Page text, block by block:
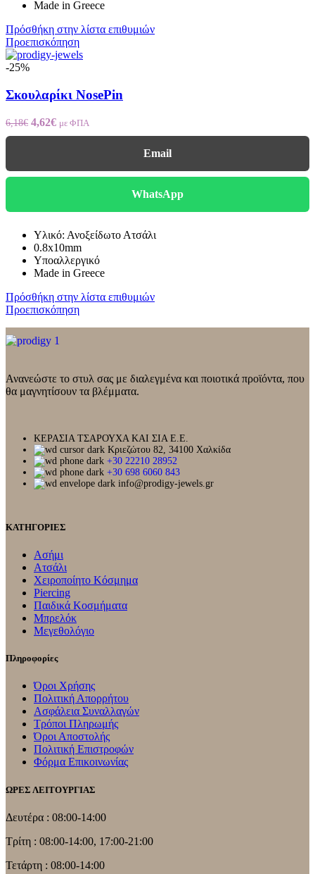
Made in Greece
Πρόσθήκη στην λίστα επιθυμιών
Προεπισκόπηση
-25%
Σκουλαρίκι NosePin
6,18€ 4,62€ με ΦΠΑ
Email
WhatsApp
Υλικό: Ανοξείδωτο Ατσάλι
0.8x10mm
Υποαλλεργικό
Made in Greece
Πρόσθήκη στην λίστα επιθυμιών
Προεπισκόπηση
Ανανεώστε το στυλ σας με διαλεγμένα και ποιοτικά προϊόντα, που
θα μαγνητίσουν τα βλέμματα.
ΚΕΡΑΣΙΑ ΤΣΑΡΟΥΧΑ ΚΑΙ ΣΙΑ Ε.Ε.
Κριεζώτου 82, 34100 Χαλκίδα
+30 22210 28952
+30 698 6060 843
info@prodigy-jewels.gr
ΚΑΤΗΓΟΡΙΕΣ
Ασήμι
Ατσάλι
Χειροποίητο Κόσμημα
Piercing
Παιδικά Κοσμήματα
Μπρελόκ
Μεγεθολόγιο
Πληροφορίες
Όροι Χρήσης
Πολιτική Απορρήτου
Ασφάλεια Συναλλαγών
Τρόποι Πληρωμής
Όροι Αποστολής
Πολιτική Επιστροφών
Φόρμα Επικοινωνίας
ΩΡΕΣ ΛΕΙΤΟΥΡΓΙΑΣ
Δευτέρα : 08:00-14:00
Τρίτη : 08:00-14:00, 17:00-21:00
Τετάρτη : 08:00-14:00